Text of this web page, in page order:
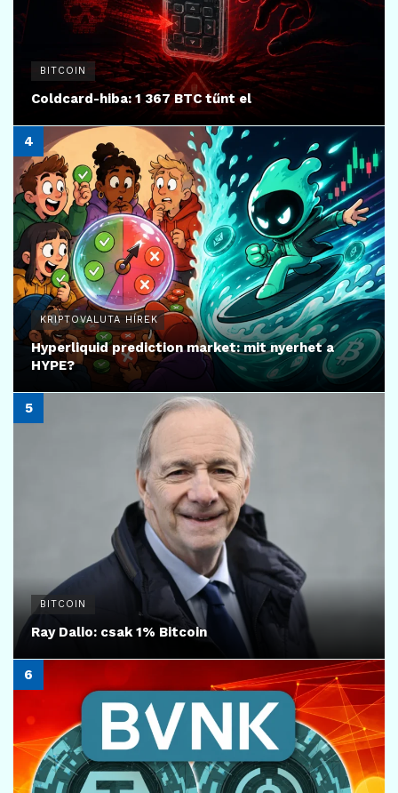
BITCOIN
Coldcard-hiba: 1 367 BTC tűnt el
KRIPTOVALUTA HÍREK
Hyperliquid prediction market: mit nyerhet a
HYPE?
BITCOIN
Ray Dalio: csak 1% Bitcoin